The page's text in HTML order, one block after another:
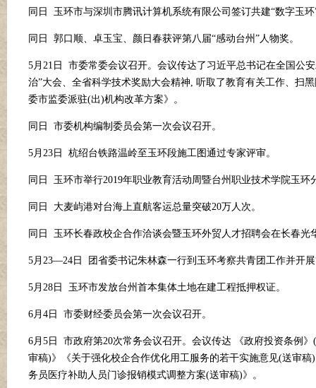
同日 玉环市与深圳市腾讯计算机系统有限公司签订共建“数字玉
同日 郭口顺、卓玉宝、颜日春获评第八届“感动台州”人物奖。
5月21日 市委常委会议召开。会议传达了习近平总书记在全国公
治”大会、全省科学技术奖励大会精神, 听取了教育有关工作、扫
委市监委派驻(出)机构改革方案》。
同日 市委机构编制委员会第一次会议召开。
5月23日 杭绍台铁路温岭至玉环段施工图通过专家评审。
同日 玉环市举行2019年职业教育活动周暨台州职业技术学院玉环
同日 大麦屿港对台海上直航客运总量突破20万人次。
同日 玉环长春政校企合作洽谈会暨玉环外贸人才招聘会在长春光
5月23—24日 团省委书记朱林森一行到玉环考察共青团工作并开展
5月28日 玉环市发放台州首本集体土地在建工程抵押权证。
6月4日 市委财经委员会第一次会议召开。
6月5日 市政府第20次常务会议召开。会议传达 《政府投资条例
审稿)》《关于强化校企合作优化用工服务的若干实施意见(送审
务员医疗补助人员门诊报销模式调整方案(送审稿)》。